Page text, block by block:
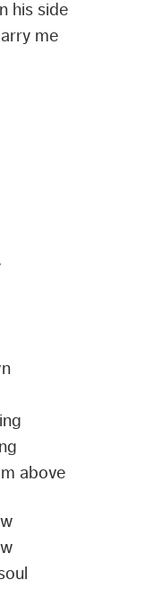
his side
me
above